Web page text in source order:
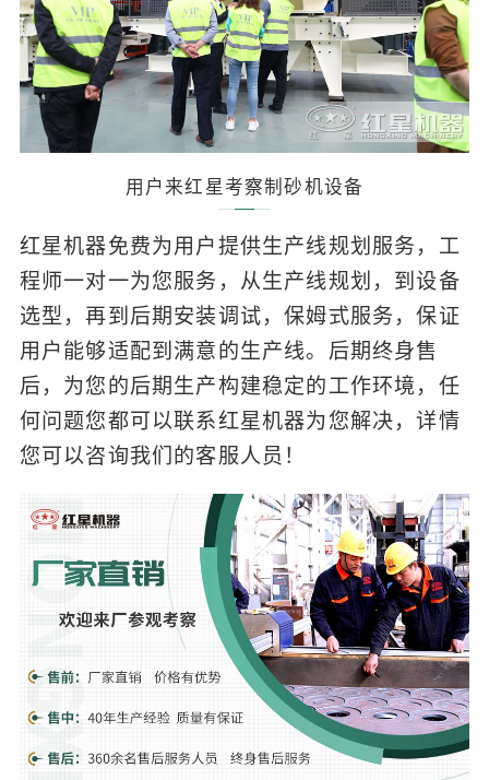
用户来红星考察制砂机设备
红星机器免费为用户提供生产线规划服务，工
程师一对一为您服务，从生产线规划，到设备
选型，再到后期安装调试，保姆式服务，保证
用户能够适配到满意的生产线。后期终身售
后，为您的后期生产构建稳定的工作环境，任
何问题您都可以联系红星机器为您解决，详情
您可以咨询我们的客服人员！